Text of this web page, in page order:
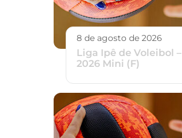
8 de agosto de 2026
Liga Ipê de Voleibol –
2026 Mini (F)